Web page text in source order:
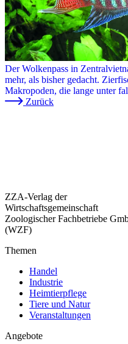
Der Wolkenpass in
mehr, als bisher gedacht.
Makropoden, die lange unter
Zurück
ZZA-Verlag der
Wirtschaftsgemeinschaft
Zoologischer Fachbetriebe
(WZF)
Themen
Handel
Industrie
Heimtierpflege
Tiere und Natur
Veranstaltungen
Angebote